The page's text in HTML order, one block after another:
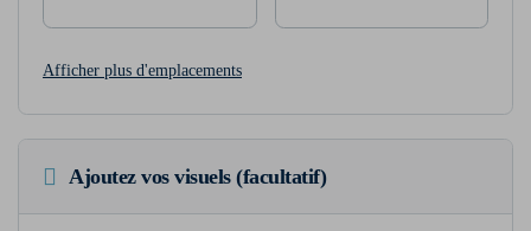
Afficher plus d'emplacements
Ajoutez vos visuels (facultatif)